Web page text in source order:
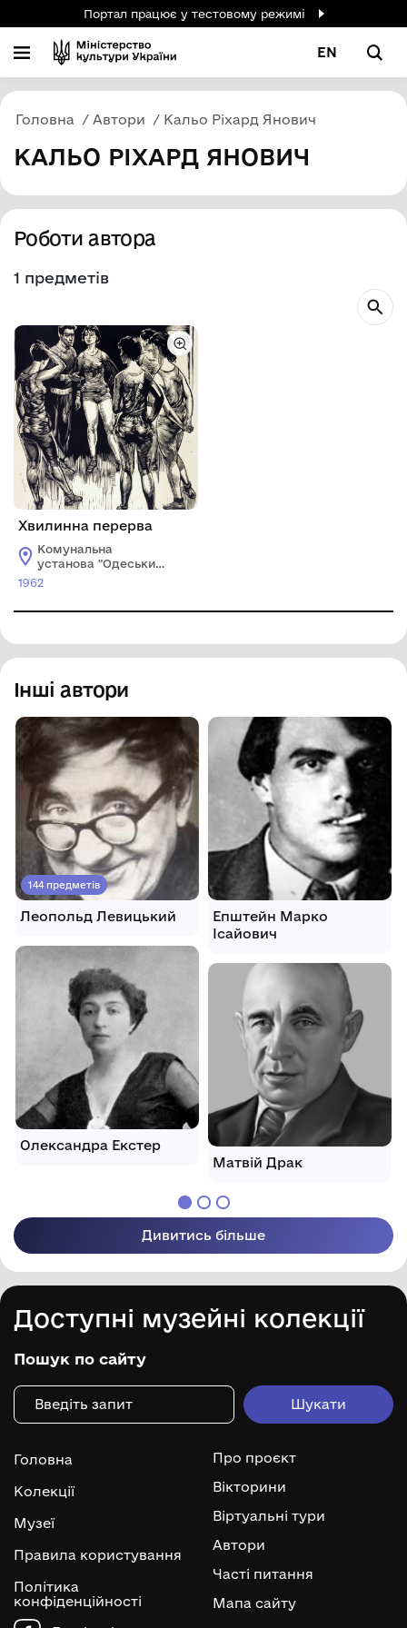
Портал працює у тестовому режимі
EN
Головна Автори Кальо Ріхард Янович
КАЛЬО РІХАРД ЯНОВИЧ
Роботи автора
1 предметів
Хвилинна перерва
Комунальна
установа "Одеський
національний
1962
Інші автори
144 предметів
Леопольд Левицький
Олександра Екстер
Епштейн Марко
Ісайович
Матвій Драк
Дивитись більше
Доступні музейні колекції
Пошук по сайту
Головна
Колекції
Музеї
Правила користування
Політика
конфіденційності
Про проєкт
Вікторини
Віртуальні тури
Автори
Часті питання
Мапа сайту